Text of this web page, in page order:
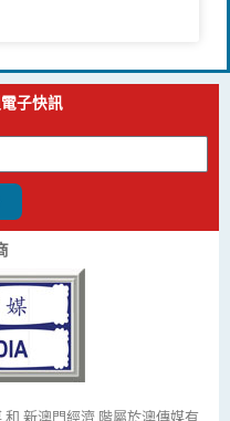
子快訊
新澳門經濟 階屬於澳傳媒有